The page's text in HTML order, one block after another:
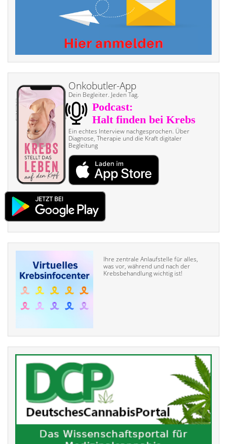
Onkobutler-App
Dein Begleiter. Jeden Tag.
Ein echtes Interview nach­gesprochen. Über
Diagnose, Therapie und die Kraft digitaler
Begleitung
Ihre zentrale Anlaufstelle für alles,
was vor, während und nach der
Krebsbehandlung wichtig ist!